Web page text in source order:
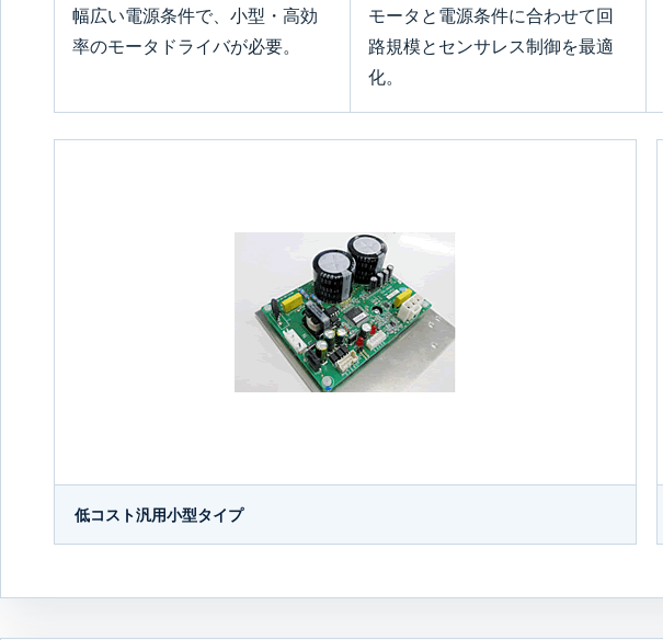
幅広い電源条件で、小型・高効
率のモータドライバが必要。
モータと電源条件に合わせて回
路規模とセンサレス制御を最適
化。
低コスト汎用小型タイプ